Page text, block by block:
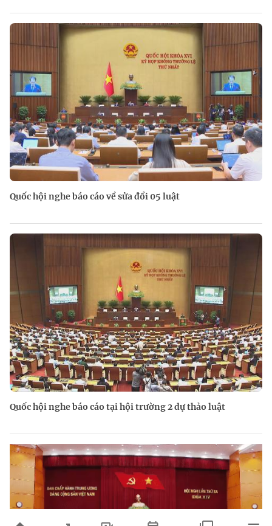
Quốc hội nghe báo cáo về sửa đổi 05 luật
Quốc hội nghe báo cáo tại hội trường 2 dự thảo luật